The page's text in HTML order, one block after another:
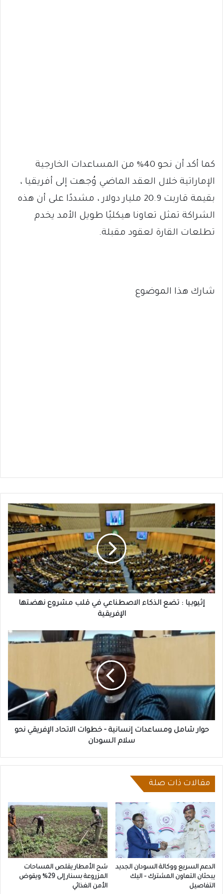
كما أكد أن نحو 40% من المساعدات الخارجية
الإماراتية خلال العقد الماضي وُجهت إلى أفريقيا ،
بقيمة قاربت 20.9 مليار دولار ، مشددًا على أن هذه
الشراكة تمثل تعاونا هيكليًا طويل الأمد يخدم
تطلعات القارة لعقود مقبلة.
شارك هذا الموضوع
إثيوبيا
:
تضع
الذكاء
الاصطناعي
في
قلب
مشروع
نهضتها
الإفريقية
إثيوبيا : تضع الذكاء الاصطناعي في قلب مشروع نهضتها
الإفريقية
حوار
خطوات
الاتحاد
الإفريقي
نحو
سلام
حوار شامل ومساعدات إنسانية - خطوات الاتحاد الإفريقي نحو
سلام السودان
مقالات ذات صلة
الدعم السريع ووكالة السودان الجديد
يبحثان التعاون المشترك – اليك
التفاصيل
شح الأمطار يقلص المساحات
المزروعة بسنار إلى 29% ويقوض
الأمن الغذائي